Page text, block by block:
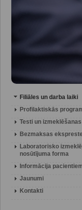
Filiāles un darba laiki
Profilaktiskās
Testi un
Bezmaksas
Laboratorisko
nosūtījuma forma
Informācija
Jaunumi
Kontakti